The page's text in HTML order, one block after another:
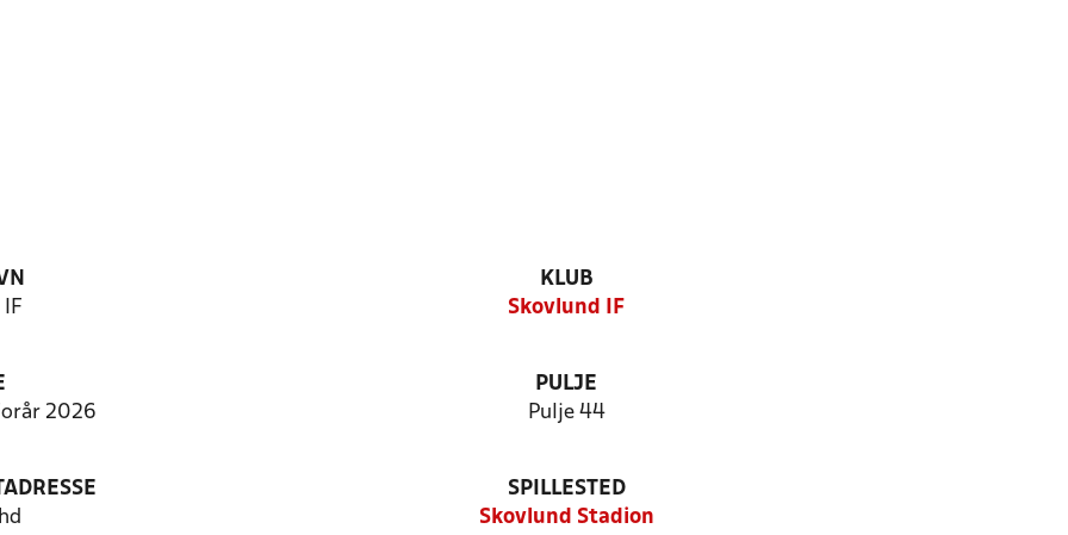
IF
KLUB
Skovlund IF
2026
PULJE
Pulje 44
SPILLESTED
Skovlund Stadion